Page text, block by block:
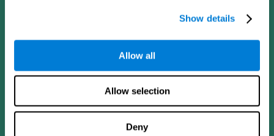
Show details
Allow all
Allow selection
Deny
App CogniFit